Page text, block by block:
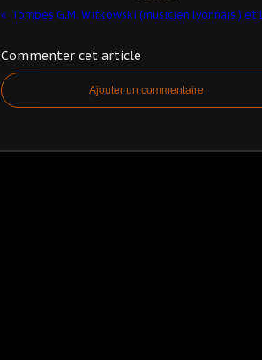
Commenter cet article
Ajouter un commentaire